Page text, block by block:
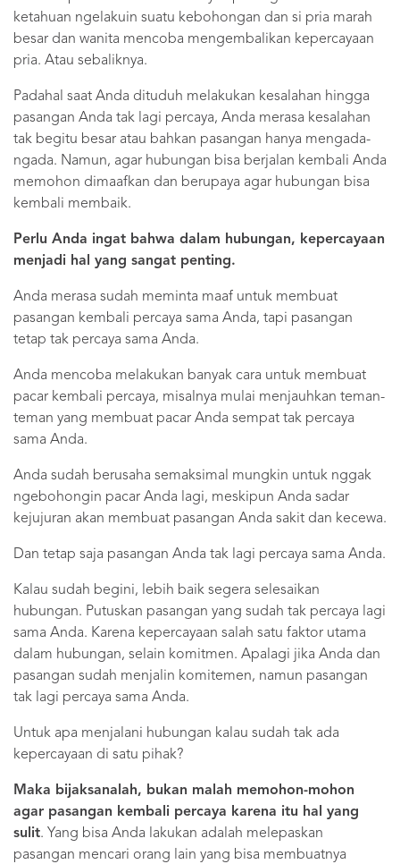
ketahuan ngelakuin suatu kebohongan dan si pria marah
besar dan wanita mencoba mengembalikan kepercayaan
pria. Atau sebaliknya.
Padahal saat Anda dituduh melakukan kesalahan hingga
pasangan Anda tak lagi percaya, Anda merasa kesalahan
tak begitu besar atau bahkan pasangan hanya mengada-
ngada. Namun, agar hubungan bisa berjalan kembali Anda
memohon dimaafkan dan berupaya agar hubungan bisa
kembali membaik.
Perlu Anda ingat bahwa dalam hubungan, kepercayaan
menjadi hal yang sangat penting.
Anda merasa sudah meminta maaf untuk membuat
pasangan kembali percaya sama Anda, tapi pasangan
tetap tak percaya sama Anda.
Anda mencoba melakukan banyak cara untuk membuat
pacar kembali percaya, misalnya mulai menjauhkan teman-
teman yang membuat pacar Anda sempat tak percaya
sama Anda.
Anda sudah berusaha semaksimal mungkin untuk nggak
ngebohongin pacar Anda lagi, meskipun Anda sadar
kejujuran akan membuat pasangan Anda sakit dan kecewa.
Dan tetap saja pasangan Anda tak lagi percaya sama Anda.
Kalau sudah begini, lebih baik segera selesaikan
hubungan. Putuskan pasangan yang sudah tak percaya lagi
sama Anda. Karena kepercayaan salah satu faktor utama
dalam hubungan, selain komitmen. Apalagi jika Anda dan
pasangan sudah menjalin komitemen, namun pasangan
tak lagi percaya sama Anda.
Untuk apa menjalani hubungan kalau sudah tak ada
kepercayaan di satu pihak?
Maka bijaksanalah, bukan malah memohon-mohon
agar pasangan kembali percaya karena itu hal yang
sulit. Yang bisa Anda lakukan adalah melepaskan
pasangan mencari orang lain yang bisa membuatnya